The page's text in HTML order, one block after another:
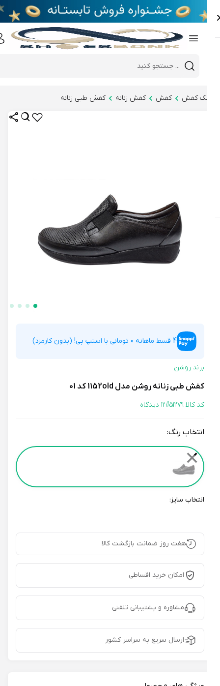
Mobile header search
e
کفش کفش کفش زنانه کفش طبی زنانه
4 قسط ماهانه 0 تومانی با اسنپ پی! (بدون کارمزد)
برند روشن
کفش طبی زنانه روشن مدل 1152old کد 01
کد کالا 51279# 12 دیدگاه
انتخاب رنگ:
Color
✕
انتخاب سایز:
هفت روز ضمانت بازگشت کالا
امکان خرید اقساطی
مشاوره و پشتیبانی تلفنی
ارسال سریع به سراسر کشور